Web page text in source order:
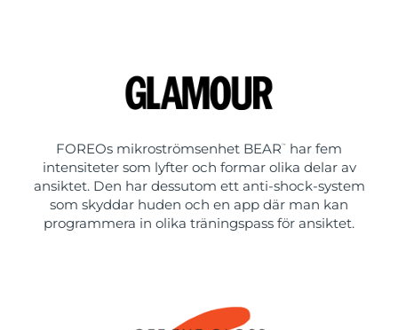
FOREOs mikroströmsenhet BEAR ™
har fem
intensiteter som lyfter och formar olika delar av
ansiktet. Den har dessutom ett anti-shock-system
som skyddar huden och en app där man kan
programmera in olika träningspass för ansiktet.